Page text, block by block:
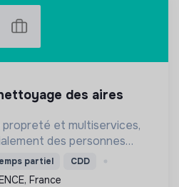
et multiservices,
des personnes
en œuvrant pour la
infrastructures.
partiel CDD
France